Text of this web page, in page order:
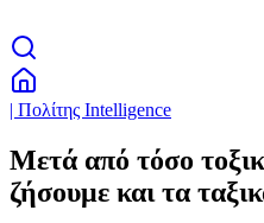
| Πολίτης Intelligence
Μετά από τόσο
ζήσουμε και τα